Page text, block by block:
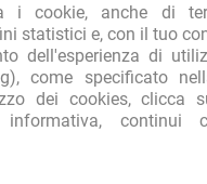
i cookie, anche di
statistici e, con il tuo
dell'esperienza di
come specificato
dei cookies, clicca
informativa, continui
non devono essere
intesi come sostituti di
non sono garantiti e